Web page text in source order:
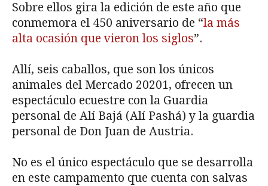
Sobre ellos gira la edición de este año que
conmemora el 450 aniversario de “la más
alta ocasión que vieron los siglos”.
Allí, seis caballos, que son los únicos
animales del Mercado 20201, ofrecen un
espectáculo ecuestre con la Guardia
personal de Alí Bajá (Alí Pashá) y la guardia
personal de Don Juan de Austria.
No es el único espectáculo que se desarrolla
en este campamento que cuenta con salvas